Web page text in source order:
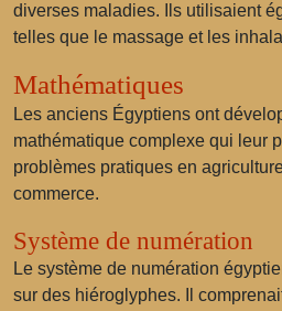
diverses maladies. Ils utilisaient
telles que le massage et les
Mathématiques
Les anciens Égyptiens ont
mathématique complexe qui leur
problèmes pratiques en
commerce.
Système de numération
Le système de numération
sur des hiéroglyphes. Il